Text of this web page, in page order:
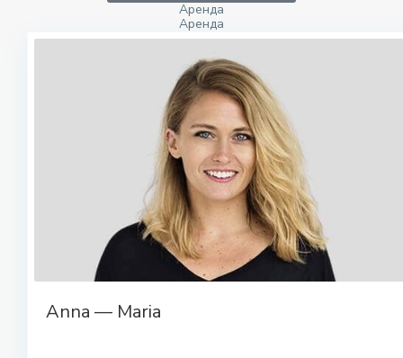
Аренда
Аренда
Anna — Maria